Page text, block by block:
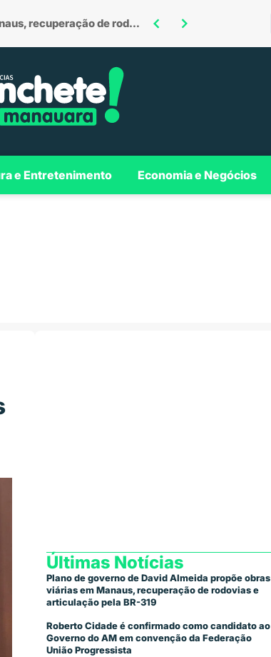
Omar defende investimentos em Borba para consolidar município como polo regional no MadeiraEncontro dos Bumbás leva o espetáculo cultural de Parintins para São Paulo em edição histórica
e Entretenimento Economia e Negócios
Últimas Notícias
Plano de governo de David Almeida propõe obras
viárias em Manaus, recuperação de rodovias e
articulação pela BR-319
Roberto Cidade é confirmado como candidato ao
Governo do AM em convenção da Federação
União Progressista